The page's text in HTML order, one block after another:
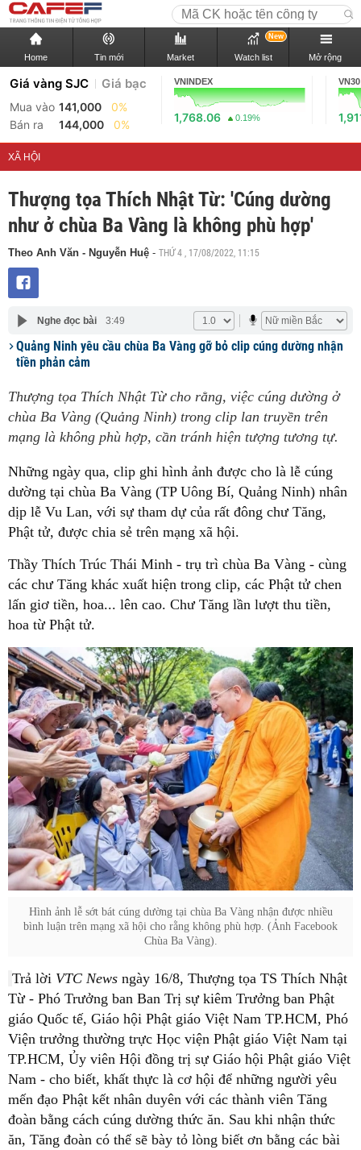
Home Tin mới Market Watch list
New
Mở rộng
Giá vàng SJC Giá bạc
Mua vào 141,000
0%
Bán ra
144,000 0%
VNINDEX
1,768.06 0.19%
VN30
XÃ HỘI
Thượng tọa Thích Nhật Từ: 'Cúng dường
như ở chùa Ba Vàng là không phù hợp'
Theo Anh Văn - Nguyễn Huệ - THỨ 4 , 17/08/2022, 11:15
Nghe đọc bài 3:49
Quảng Ninh yêu cầu chùa Ba Vàng gỡ bỏ clip cúng dường nhận
tiền phản cảm
Thượng tọa Thích Nhật Từ cho rằng, việc cúng dường ở
chùa Ba Vàng (Quảng Ninh) trong clip lan truyền trên
mạng là không phù hợp, cần tránh hiện tượng tương tự.
Những ngày qua, clip ghi hình ảnh được cho là lễ cúng
dường tại chùa Ba Vàng (TP Uông Bí, Quảng Ninh) nhân
dịp lễ Vu Lan, với sự tham dự của rất đông chư Tăng,
Phật tử, được chia sẻ trên mạng xã hội.
Thầy Thích Trúc Thái Minh - trụ trì chùa Ba Vàng - cùng
các chư Tăng khác xuất hiện trong clip, các Phật tử chen
lấn giơ tiền, hoa... lên cao. Chư Tăng lần lượt thu tiền,
hoa từ Phật tử.
Hình ảnh lễ sớt bát cúng dường tại chùa Ba Vàng nhận được nhiều
bình luận trên mạng xã hội cho rằng không phù hợp. (Ảnh Facebook
Chùa Ba Vàng).
Trả lời VTC News ngày 16/8, Thượng tọa TS Thích Nhật
Từ - Phó Trưởng ban Ban Trị sự kiêm Trưởng ban Phật
giáo Quốc tế, Giáo hội Phật giáo Việt Nam TP.HCM, Phó
Viện trưởng thường trực Học viện Phật giáo Việt Nam tại
TP.HCM, Ủy viên Hội đồng trị sự Giáo hội Phật giáo Việt
Nam - cho biết, khất thực là cơ hội để những người yêu
mến đạo Phật kết nhân duyên với các thành viên Tăng
đoàn bằng cách cúng dường thức ăn. Sau khi nhận thức
ăn, Tăng đoàn có thể sẽ bày tỏ lòng biết ơn bằng các bài